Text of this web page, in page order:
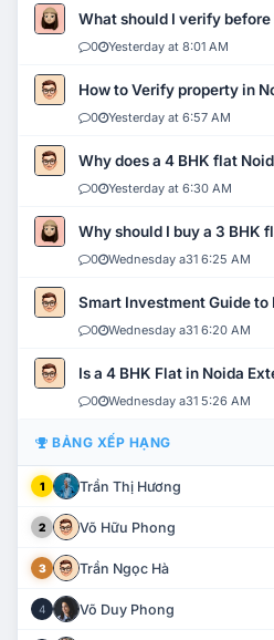
What should I verify before
0 Yesterday at 8:01 AM
How to Verify property in
0 Yesterday at 6:57 AM
Why does a 4 BHK flat
0 Yesterday at 6:30 AM
Why should I buy a 3 BHK
0 Wednesday a31 6:25 AM
Smart Investment Guide to
0 Wednesday a31 6:20 AM
Is a 4 BHK Flat in Noida
0 Wednesday a31 5:26 AM
BẢNG XẾP HẠNG
1 Trần Thị Hương
2 Võ Hữu Phong
3 Trần Ngọc Hà
4 Võ Duy Phong